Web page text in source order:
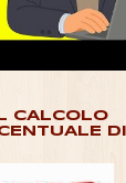
CALCOLO
DI